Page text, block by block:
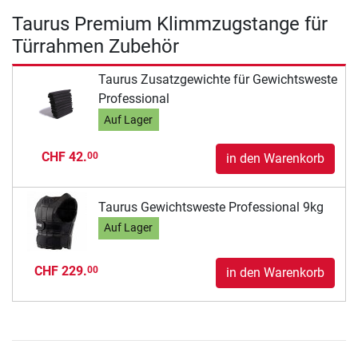
Taurus Premium Klimmzugstange für
Türrahmen Zubehör
Taurus Zusatzgewichte für Gewichtsweste
Professional
Auf Lager
CHF 42.00 in den Warenkorb
Taurus Gewichtsweste Professional 9kg
Auf Lager
CHF 229.00 in den Warenkorb